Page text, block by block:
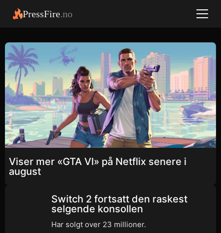
PressFire.no
Viser mer «GTA VI» på Netflix senere i
august
Switch 2 fortsatt den raskest
selgende konsollen
Har solgt over 23 millioner.